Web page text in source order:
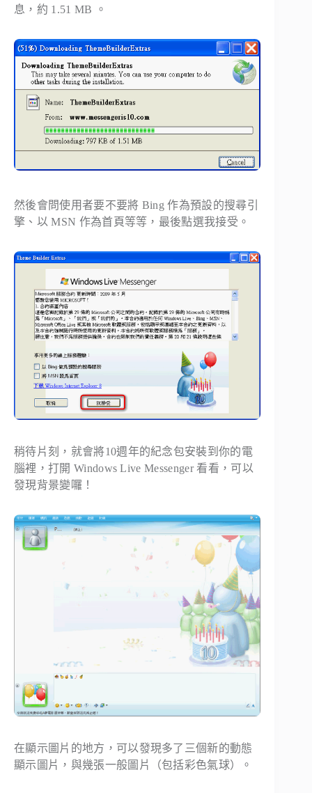
息，約 1.51 MB 。
然後會問使用者要不要將 Bing 作為預設的搜尋引
擎、以 MSN 作為首頁等等，最後點選我接受。
稍待片刻，就會將10週年的紀念包安裝到你的電
腦裡，打開 Windows Live Messenger 看看，可以
發現背景變囉！
在顯示圖片的地方，可以發現多了三個新的動態
顯示圖片，與幾張一般圖片（包括彩色氣球）。